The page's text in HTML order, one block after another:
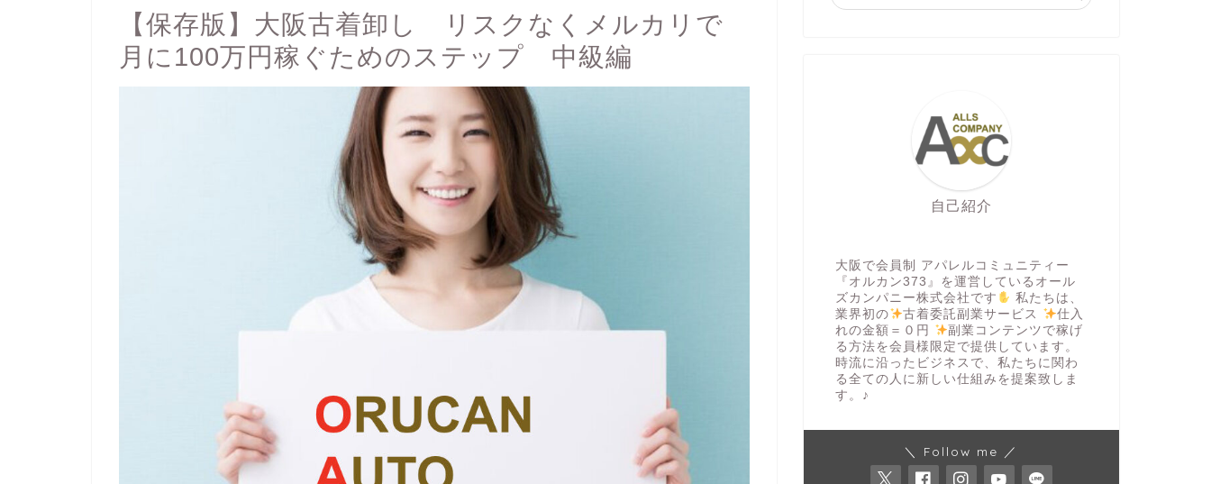
【保存版】大阪古着卸し リスクなくメルカリで
月に100万円稼ぐためのステップ 中級編
自己紹介
大阪で会員制 アパレルコミュニティー
『オルカン373』を運営しているオール
ズカンパニー株式会社です
私たちは、
業界初の
古着委託副業サービス
仕入
れの金額＝０円
副業コンテンツで稼げ
る方法を会員様限定で提供しています。
時流に沿ったビジネスで、私たちに関わ
る全ての人に新しい仕組みを提案致しま
す。♪
＼ Follow me ／